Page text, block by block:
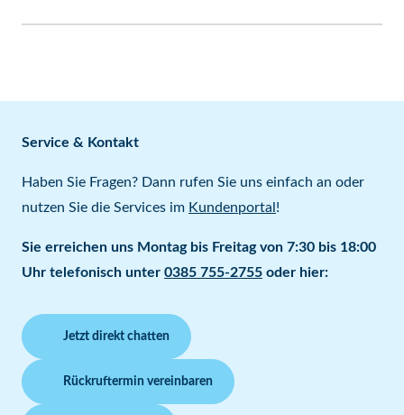
Service & Kontakt
Haben Sie Fragen? Dann rufen Sie uns einfach an oder
nutzen Sie die Services im Kundenportal !
Sie erreichen uns Montag bis Freitag von 7:30 bis 18:00
Uhr telefonisch unter 0385 755-2755 oder hier:
Jetzt direkt chatten
Rückruftermin vereinbaren